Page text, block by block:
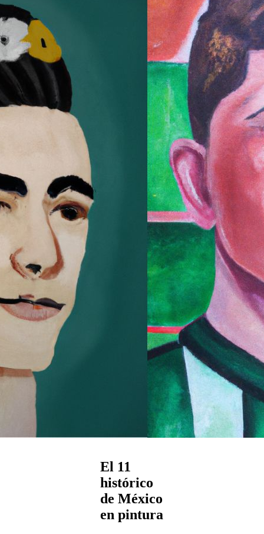
El 11
histórico
de México
en pintura